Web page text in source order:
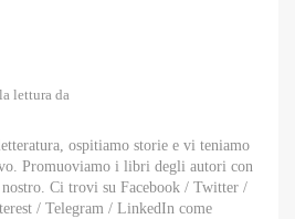
lettura da
ospitiamo storie e vi teniamo
Promuoviamo i libri degli autori con
nostro. Ci trovi su Facebook / Twitter /
/ Telegram / LinkedIn come